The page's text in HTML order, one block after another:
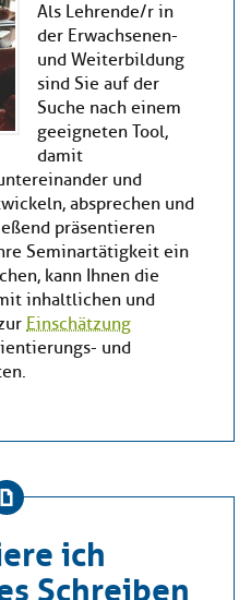
Als Lehrende/r in
der Erwachsenen-
und Weiterbildung
sind Sie auf der
Suche nach einem
geeigneten Tool,
damit
und
absprechen und
präsentieren
Seminartätigkeit ein
kann Ihnen die
inhaltlichen und
Einschätzung
und
ich
Schreiben